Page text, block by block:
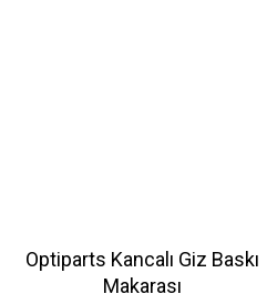
Optiparts Kancalı Giz Baskı
Makarası